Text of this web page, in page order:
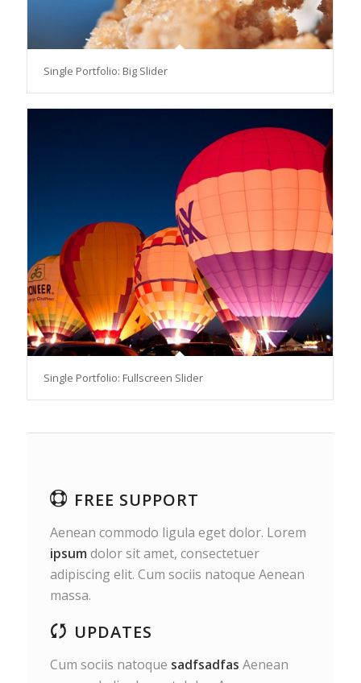
Single Portfolio: Big Slider
Single Portfolio: Fullscreen Slider
FREE SUPPORT
Aenean commodo ligula eget dolor. Lorem
ipsum dolor sit amet, consectetuer
adipiscing elit. Cum sociis natoque Aenean
massa.
UPDATES
Cum sociis natoque sadfsadfasAenean